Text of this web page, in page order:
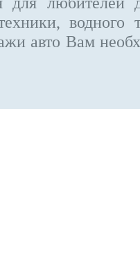
водного
авто Вам